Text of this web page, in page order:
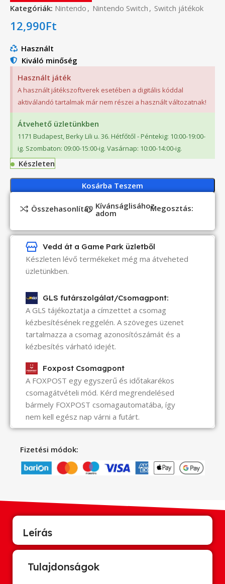
Kategóriák: Nintendo , Nintendo Switch , Switch játékok
12,990Ft
Használt
Kiváló minőség
Használt játék
A használt játékszoftverek esetében a digitális kóddal
aktiválandó tartalmak már nem részei a használt változatnak!
Átvehető üzletünkben
1171 Budapest, Berky Lili u. 36. Hétfőtől - Péntekig: 10:00-19:00-
ig. Szombaton: 09:00-15:00-ig. Vasárnap: 10:00-14:00-ig.
Készleten
Kosárba Teszem
Összehasonlítás Kívánságlisához
adom Megosztás:
Vedd át a Game Park üzletből
Készleten lévő termékeket még ma átveheted
üzletünkben.
GLS futárszolgálat/Csomagpont:
A GLS tájékoztatja a címzettet a csomag
kézbesítésének reggelén. A szöveges üzenet
tartalmazza a csomag azonosítószámát és a
kézbesítés várható idejét.
Foxpost Csomagpont
A FOXPOST egy egyszerű és időtakarékos
csomagátvételi mód. Kérd megrendelésed
bármely FOXPOST csomagautomatába, így
nem kell egész nap várni a futárt.
Fizetési módok:
Leírás
Tulajdonságok